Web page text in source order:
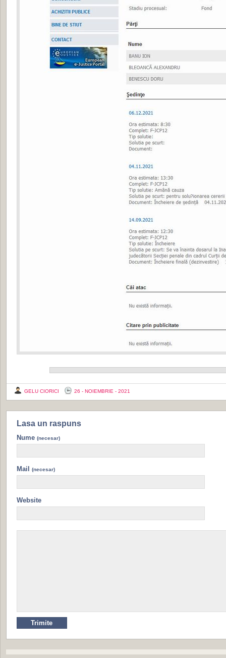
GELU CIORICI 26 - NOIEMBRIE - 2021
Lasa un raspuns
Nume (necesar)
Mail (necesar)
Website